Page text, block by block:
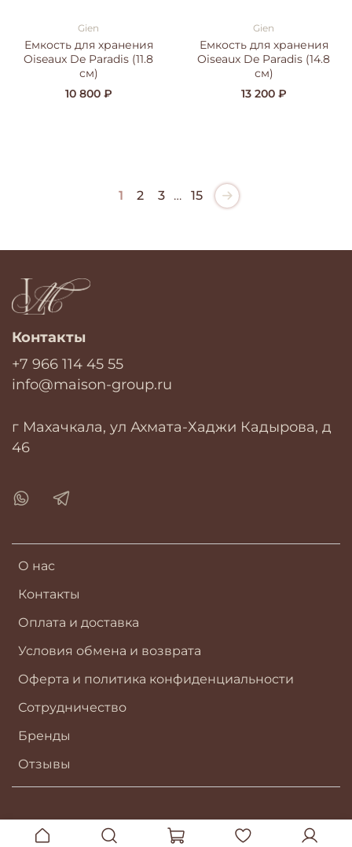
Gien
Емкость для хранения
Oiseaux De Paradis (11.8
см)
10 800 ₽
Gien
Емкость для хранения
Oiseaux De Paradis (14.8
см)
13 200 ₽
1 2 3 … 15
О нас
Контакты
Оплата и доставка
Условия обмена и возврата
Оферта и политика конфиденциальности
Сотрудничество
Бренды
Отзывы
Контакты
+7 966 114 45 55
info@maison-group.ru
г Махачкала, ул Ахмата-Хаджи Кадырова, д
46